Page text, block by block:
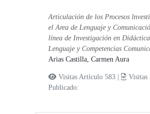
Articulación de los Procesos
el Area de Lenguaje y
línea de Investigación en
Lenguaje y Competencias
Arias Castilla, Carmen Aura
Visitas Artículo 583 |
Visitas
Publicado: